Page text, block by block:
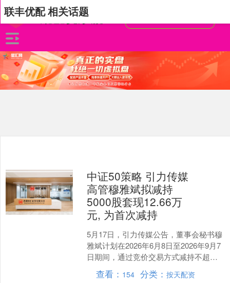
联丰优配 相关话题
中证50策略 引力传媒
高管穆雅斌拟减持
5000股套现12.66万
元, 为首次减持
5月17日，引力传媒公告，董事会秘书穆
雅斌计划在2026年6月8日至2026年9月7
日期间，通过竞价交易方式减持不超过
5000.00股，占总股本的0.0019%....
查看： 154 分类：按天配资